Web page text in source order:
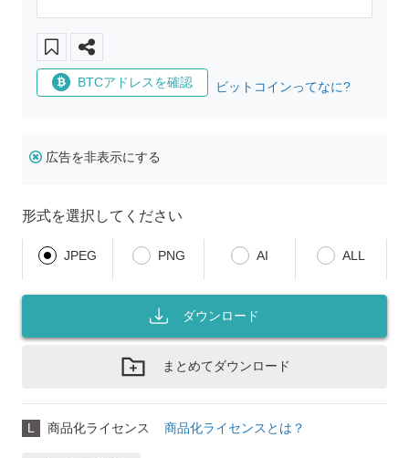
BTCアドレスを確認 ビットコインってなに?
広告を非表示にする
形式を選択してください
JPEG PNG AI ALL
ダウンロード
まとめてダウンロード
L 商品化ライセンス 商品化ライセンスとは？